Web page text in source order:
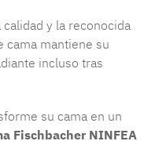
y la reconocida
cama mantiene su
incluso tras
su cama en un
Fischbacher NINFEA